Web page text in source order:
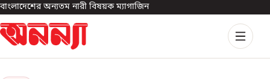
বাংলাদেশের অন্যতম নারী বিষয়ক ম্যাগাজিন